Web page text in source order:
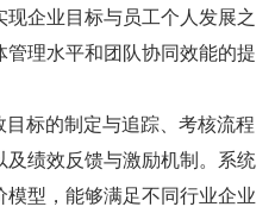
企业目标与员工个人发展之
理水平和团队协同效能的提
标的制定与追踪、考核流程
绩效反馈与激励机制。系统
型，能够满足不同行业企业